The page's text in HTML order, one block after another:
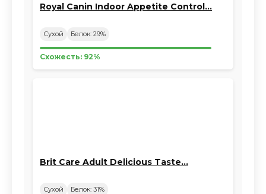
Royal Canin Indoor Appetite Control…
Сухой Белок: 29%
Схожесть: 92%
Brit Care Adult Delicious Taste…
Сухой Белок: 31%